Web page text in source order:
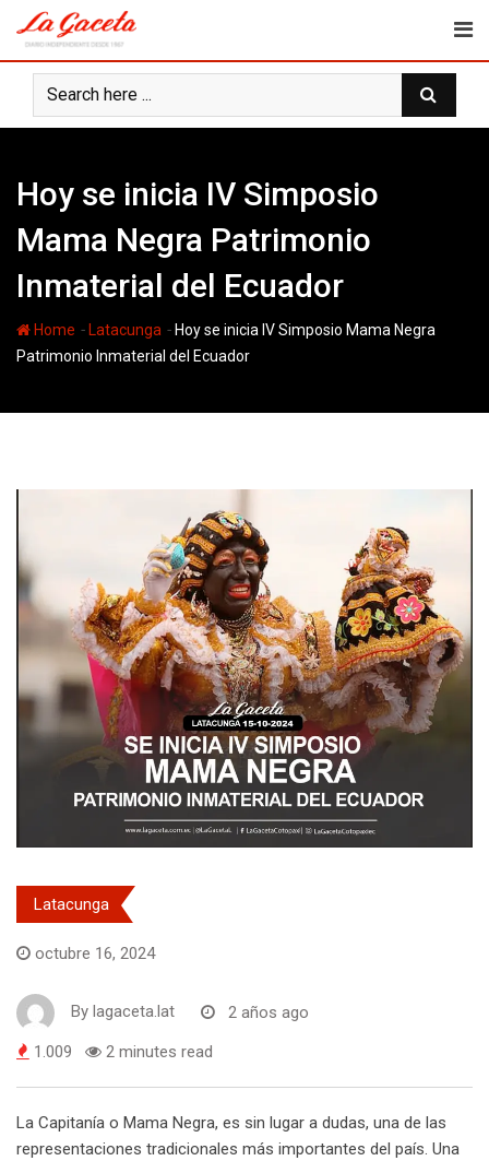
content
Hoy se inicia IV Simposio
Mama Negra Patrimonio
Inmaterial del Ecuador
Home - Latacunga - Hoy se inicia IV Simposio Mama Negra
Patrimonio Inmaterial del Ecuador
Latacunga
octubre 16, 2024
By lagaceta.lat 2 años ago
1.009 2 minutes read
La Capitanía o Mama Negra, es sin lugar a dudas, una de las
representaciones tradicionales más importantes del país. Una